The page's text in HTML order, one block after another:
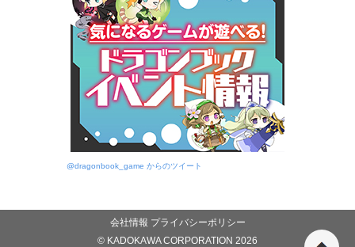
@dragonbook_game からのツイート
会社情報 プライバシーポリシー
© KADOKAWA CORPORATION 2026